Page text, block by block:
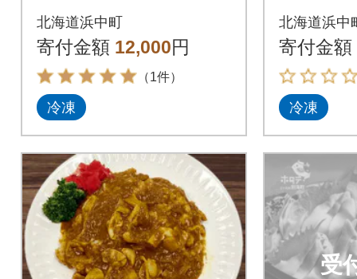
チャウダーセット_H0
034-102
北海道浜中町
寄付金額 12,000円
（1件）
冷凍
貝のク
ーセッ
北海道浜中
寄付金額
冷凍
受